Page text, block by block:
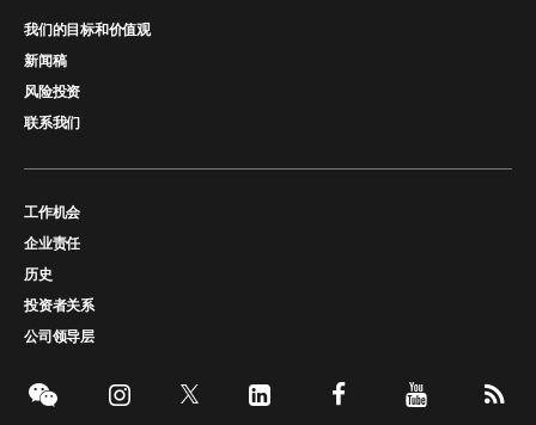
我们的目标和价值观
新闻稿
风险投资
联系我们
工作机会
企业责任
历史
投资者关系
公司领导层